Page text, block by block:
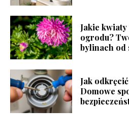
Jakie
ogrodu?
bylinach od
Jak
Domowe